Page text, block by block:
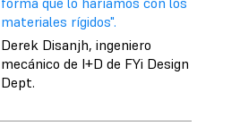
materiales rígidos".
Derek Disanjh, ingeniero
mecánico de I+D de FYi Design
Dept.